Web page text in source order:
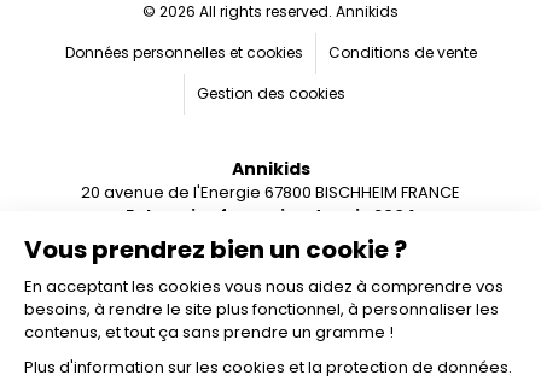
Vous prendrez bien un cookie ?
En acceptant les cookies vous nous aidez à comprendre vos
besoins, à rendre le site plus fonctionnel, à personnaliser les
contenus, et tout ça sans prendre un gramme !
Plus d'information sur les cookies et la protection de données.
© 2026 All rights reserved. Annikids
Données personnelles et cookies
Conditions de vente
Gestion des cookies
Annikids
20 avenue de l'Energie 67800 BISCHHEIM FRANCE
Entreprise française depuis 2004